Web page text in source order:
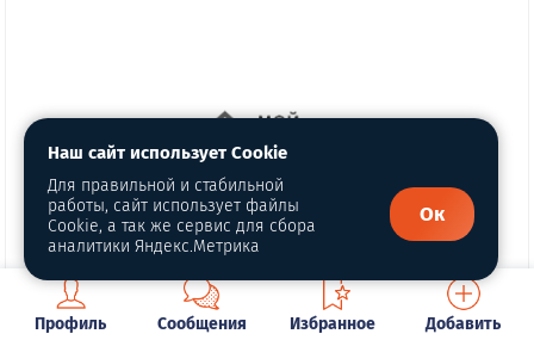
Туберкулез – древнейшее
Профиль Сообщения Избранное Добавить
Наш сайт использует Cookie
Для правильной и стабильной
работы, сайт использует файлы
Cookie, а так же сервис для сбора
аналитики Яндекс.Метрика
Ок